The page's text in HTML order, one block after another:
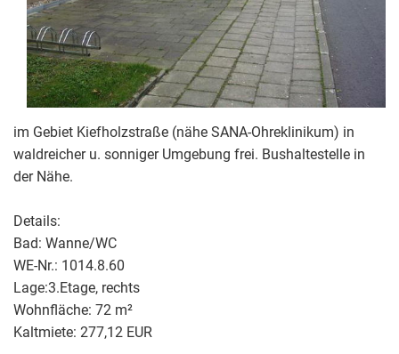
im Gebiet Kiefholzstraße (nähe SANA-Ohreklinikum) in
waldreicher u. sonniger Umgebung frei. Bushaltestelle in
der Nähe.
Details:
Bad: Wanne/WC
WE-Nr.: 1014.8.60
Lage:3.Etage, rechts
Wohnfläche: 72 m²
Kaltmiete: 277,12 EUR